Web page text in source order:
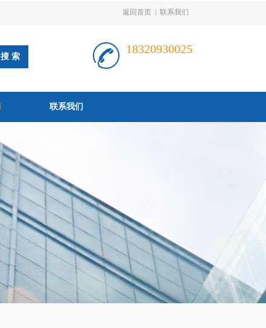
返回首页 联系我们
18320930025
联系我们